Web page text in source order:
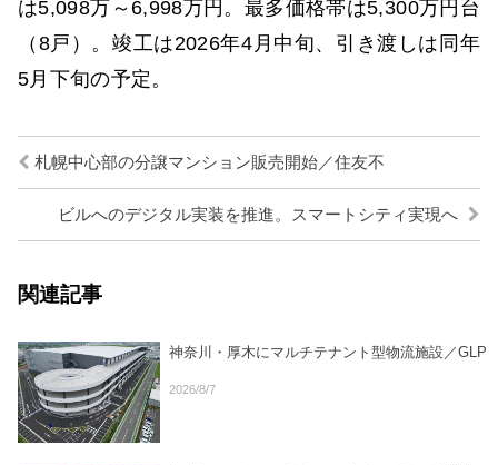
は5,098万～6,998万円。最多価格帯は5,300万円台
（8戸）。竣工は2026年4月中旬、引き渡しは同年
5月下旬の予定。
札幌中心部の分譲マンション販売開始／住友不
ビルへのデジタル実装を推進。スマートシティ実現へ
関連記事
神奈川・厚木にマルチテナント型物流施設／GLP
2026/8/7